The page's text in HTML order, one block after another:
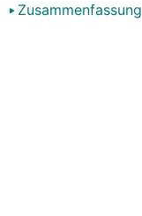
Zusammenfassung